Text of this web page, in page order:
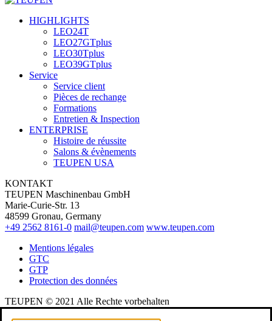
HIGHLIGHTS
LEO24T
LEO27GTplus
LEO30Tplus
LEO39GTplus
Service
Service client
Pièces de rechange
Formations
Entretien & Inspection
ENTERPRISE
Histoire de réussite
Salons & évènements
TEUPEN USA
KONTAKT
TEUPEN Maschinenbau GmbH
Marie-Curie-Str. 13
48599 Gronau, Germany
+49 2562 8161-0 mail@teupen.com www.teupen.com
Mentions légales
GTC
GTP
Protection des données
TEUPEN © 2021 Alle Rechte vorbehalten